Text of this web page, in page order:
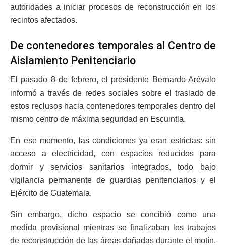
autoridades a iniciar procesos de reconstrucción en los
recintos afectados.
De contenedores temporales al Centro de
Aislamiento Penitenciario
El pasado 8 de febrero, el presidente Bernardo Arévalo
informó a través de redes sociales sobre el traslado de
estos reclusos hacia contenedores temporales dentro del
mismo centro de máxima seguridad en Escuintla.
En ese momento, las condiciones ya eran estrictas: sin
acceso a electricidad, con espacios reducidos para
dormir y servicios sanitarios integrados, todo bajo
vigilancia permanente de guardias penitenciarios y el
Ejército de Guatemala.
Sin embargo, dicho espacio se concibió como una
medida provisional mientras se finalizaban los trabajos
de reconstrucción de las áreas dañadas durante el motín.